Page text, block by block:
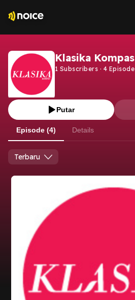
Klasika Kompas
1 Subscribers · 4 Episode
Putar
Episode (4) Details
Terbaru